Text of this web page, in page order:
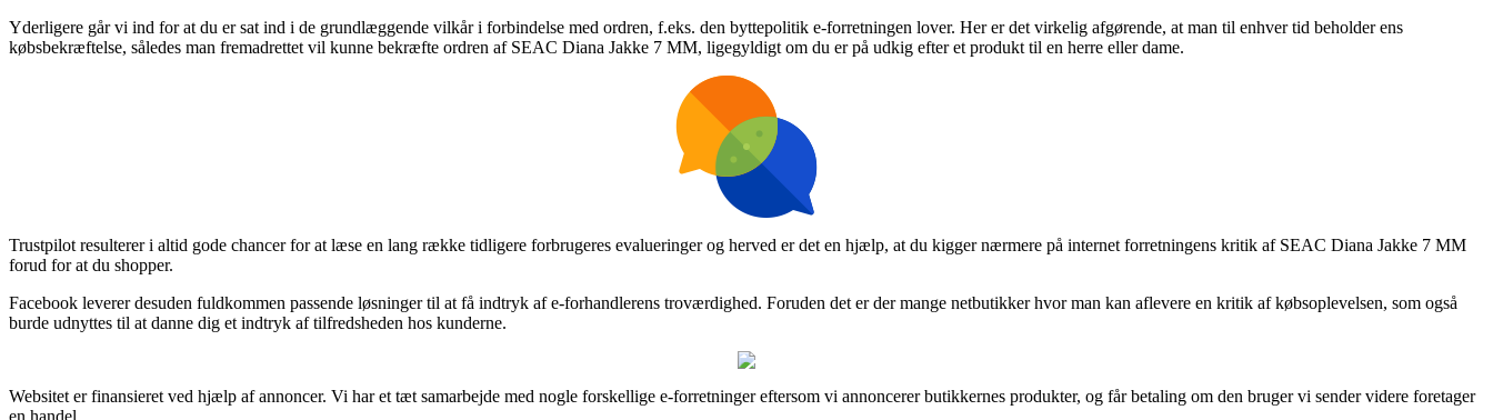
Yderligere går vi ind for at du er sat ind i de grundlæggende vilkår i forbindelse med ordren, f.eks. den byttepolitik e-forretningen lover. Her er det virkelig afgørende, at man til enhver tid beholder ens
købsbekræftelse, således man fremadrettet vil kunne bekræfte ordren af SEAC Diana Jakke 7 MM, ligegyldigt om du er på udkig efter et produkt til en herre eller dame.
Trustpilot resulterer i altid gode chancer for at læse en lang række tidligere forbrugeres evalueringer og herved er det en hjælp, at du kigger nærmere på internet forretningens kritik af SEAC Diana Jakke 7 MM
forud for at du shopper.
Facebook leverer desuden fuldkommen passende løsninger til at få indtryk af e-forhandlerens troværdighed. Foruden det er der mange netbutikker hvor man kan aflevere en kritik af købsoplevelsen, som også
burde udnyttes til at danne dig et indtryk af tilfredsheden hos kunderne.
Websitet er finansieret ved hjælp af annoncer. Vi har et tæt samarbejde med nogle forskellige e-forretninger eftersom vi annoncerer butikkernes produkter, og får betaling om den bruger vi sender videre foretager
en handel.